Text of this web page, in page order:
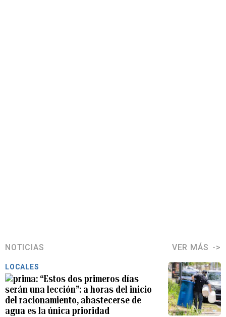
NOTICIAS VER MÁS
LOCALES
“Estos dos primeros días
serán una lección”: a horas del inicio
del racionamiento, abastecerse de
agua es la única prioridad